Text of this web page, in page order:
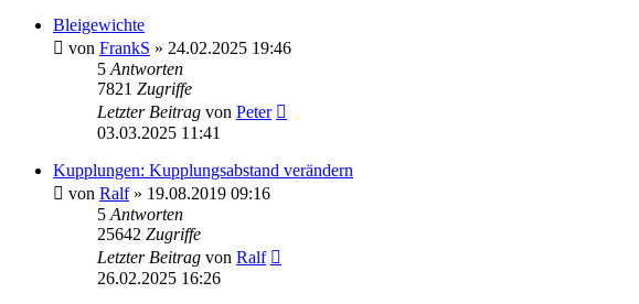
Bleigewichte
von FrankS » 24.02.2025 19:46
5 Antworten
7821 Zugriffe
Letzter Beitrag von Peter
03.03.2025 11:41
Kupplungen: Kupplungsabstand verändern
von Ralf» 19.08.2019 09:16
5 Antworten
25642 Zugriffe
Letzter Beitrag von Ralf
26.02.2025 16:26